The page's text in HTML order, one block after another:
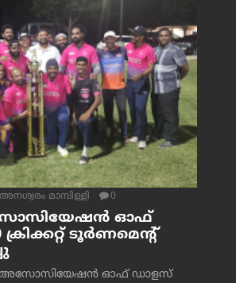
അനശ്വരം മാമ്പിള്ളി 0
ഓഫ്
ക്രിക്കറ്റ് ടൂർണമെന്റ്
അസോസിയേഷൻ ഓഫ് ഡാളസ്